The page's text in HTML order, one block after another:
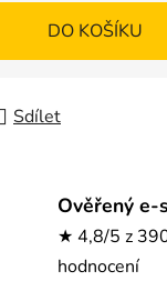
DO KOŠÍKU
Sdílet
Ověřený e-
★ 4,8/5 z
hodnocení